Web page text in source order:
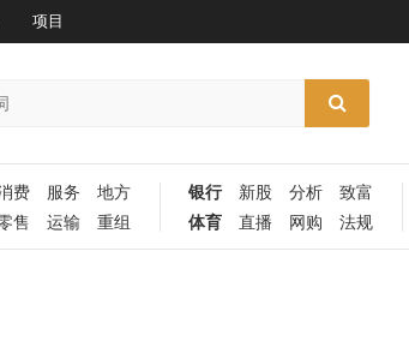
项目
费 服务
地方
售 运输 重组
银行 新股 分析
致富
体育
直播 网购 法规